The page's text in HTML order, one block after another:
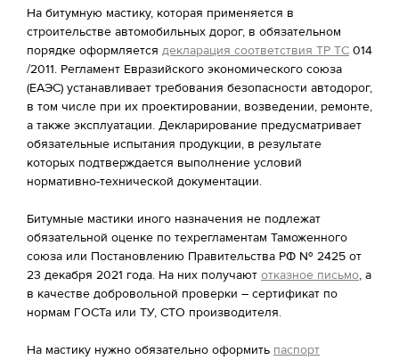
На битумную мастику, которая применяется в
строительстве автомобильных дорог, в обязательном
порядке оформляется декларация соответствия ТР ТС 014
/2011. Регламент Евразийского экономического союза
(ЕАЭС) устанавливает требования безопасности автодорог,
в том числе при их проектировании, возведении, ремонте,
а также эксплуатации. Декларирование предусматривает
обязательные испытания продукции, в результате
которых подтверждается выполнение условий
нормативно-технической документации.
Битумные мастики иного назначения не подлежат
обязательной оценке по техрегламентам Таможенного
союза или Постановлению Правительства РФ № 2425 от
23 декабря 2021 года. На них получают отказное письмо, а
в качестве добровольной проверки – сертификат по
нормам ГОСТа или ТУ, СТО производителя.
На мастику нужно обязательно оформить паспорт